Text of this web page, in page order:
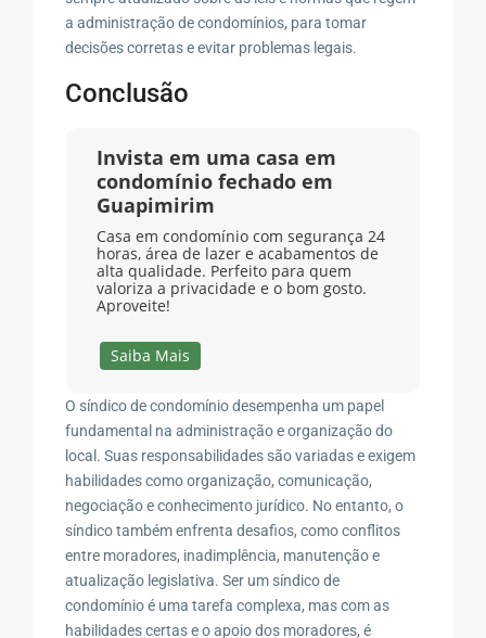
a administração de condomínios, para tomar
decisões corretas e evitar problemas legais.
Conclusão
Invista em uma casa em
condomínio fechado em
Guapimirim
Casa em condomínio com segurança 24
horas, área de lazer e acabamentos de
alta qualidade. Perfeito para quem
valoriza a privacidade e o bom gosto.
Aproveite!
Saiba Mais
O síndico de condomínio desempenha um papel
fundamental na administração e organização do
local. Suas responsabilidades são variadas e exigem
habilidades como organização, comunicação,
negociação e conhecimento jurídico. No entanto, o
síndico também enfrenta desafios, como conflitos
entre moradores, inadimplência, manutenção e
atualização legislativa. Ser um síndico de
condomínio é uma tarefa complexa, mas com as
habilidades certas e o apoio dos moradores, é